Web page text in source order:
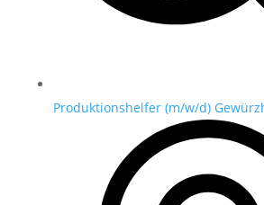
Produktionshelfer (m/w/d)